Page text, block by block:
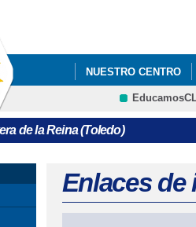
NUESTRO CENTRO
PROYECTO
REPARTO FRUTA Y
de la Reina (Toledo)
aquí
Enlaces de